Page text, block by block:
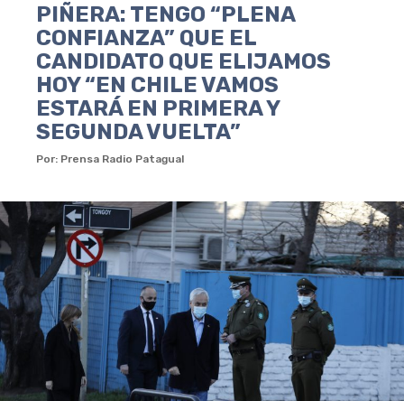
PIÑERA: TENGO “PLENA
CONFIANZA” QUE EL
CANDIDATO QUE ELIJAMOS
HOY “EN CHILE VAMOS
ESTARÁ EN PRIMERA Y
SEGUNDA VUELTA”
Por: Prensa Radio Patagual